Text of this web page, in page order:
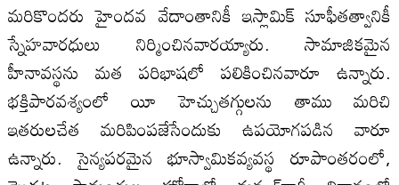
మరికొందరు హైందవ వేదాంతానికీ ఇస్లామిక్‌ సూఫీతత్వానికీ
స్నేహవారధులు నిర్మించినవారయ్యారు. సామాజికమైన
హీనావస్థను మత పరిభాషలో పలికించినవారూ ఉన్నారు.
భక్తిపారవశ్యంలో యీ హెచ్చుతగ్గులను తాము మరిచి
ఇతరులచేత మరిపింపజేసేందుకు ఉపయోగపడిన వారూ
ఉన్నారు. సైన్యపరమైన భూస్వామికవ్యవస్థ రూపాంతరంలో,